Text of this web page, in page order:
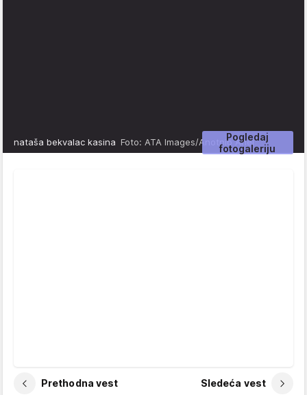
Pogledaj
fotogaleriju
nataša bekvalac kasina Foto: ATA Images/Anotnio Ahel
Prethodna vest Sledeća vest